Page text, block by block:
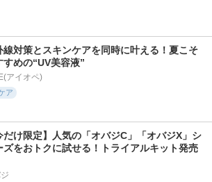
線対策とスキンケアを同時に叶える！夏こそ
すめの“UV美容液”
アイオペ)
ア
だけ限定】人気の「オバジC」「オバジX」シ
ズをおトクに試せる！トライアルキット発売